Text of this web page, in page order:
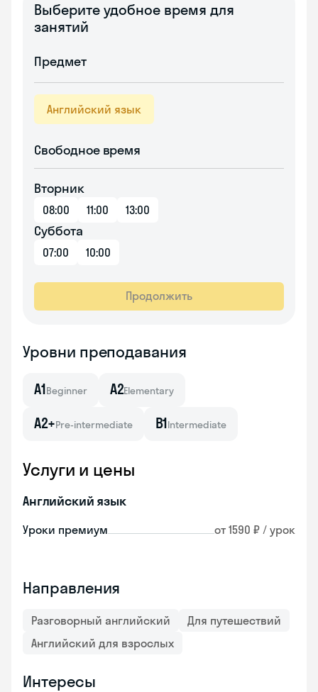
Выберите удобное время для
занятий
Предмет
Английский язык
Свободное время
Вторник
08:00 11:00 13:00
Суббота
07:00 10:00
Продолжить
Уровни преподавания
A1Beginner A2Elementary
A2+Pre-intermediate B1Intermediate
Услуги и цены
Английский язык
Уроки премиум от 1590 ₽ / урок
Направления
Разговорный английский
Для путешествий
Английский для взрослых
Интересы